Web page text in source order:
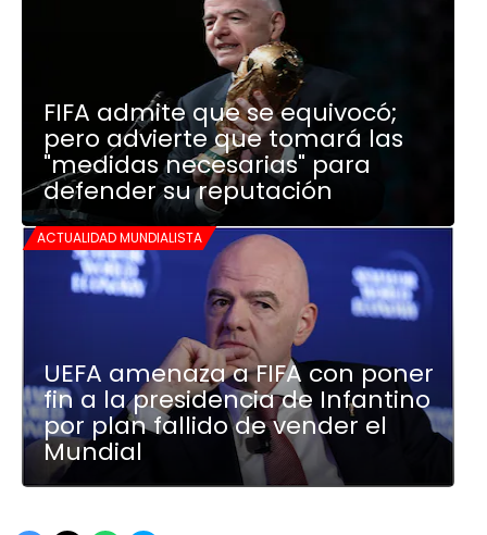
FIFA admite que se equivocó;
pero advierte que tomará las
"medidas necesarias" para
defender su reputación
ACTUALIDAD MUNDIALISTA
UEFA amenaza a FIFA con poner
fin a la presidencia de Infantino
por plan fallido de vender el
Mundial